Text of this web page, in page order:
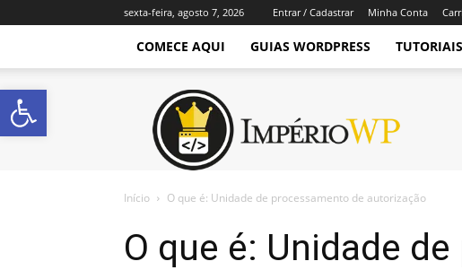
sexta-feira, agosto 7, 2026 Entrar / Cadastrar Minha Conta
COMECE AQUI GUIAS WORDPRESS TUTORIAIS
Império
WordPress
Início O que é: Unidade de processamento de autorização
O que é: Unidade
Abrir a barra de ferramentas